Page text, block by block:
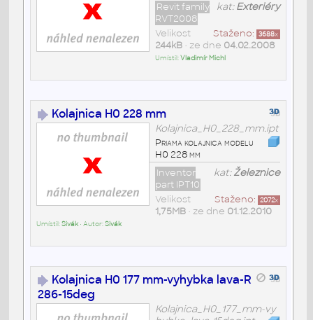
kat:Exteriéry
Revit family
RVT2008
Staženo: 3688x
Velikost
244kB• ze dne 04.02.2008
Umístil:Vladimír Michl
Kolajnica H0 228 mm
Kolajnica_H0_228_mm.ipt
Priama kolajnica modelu
H0 228 mm
kat:Železnice
Inventor
part IPT10
Staženo: 2072x
Velikost
1,75MB• ze dne 01.12.2010
Umístil:Sivák• Autor:Sivák
Kolajnica H0 177 mm-vyhybka lava-R
286-15deg
Kolajnica_H0_177_mm-vy